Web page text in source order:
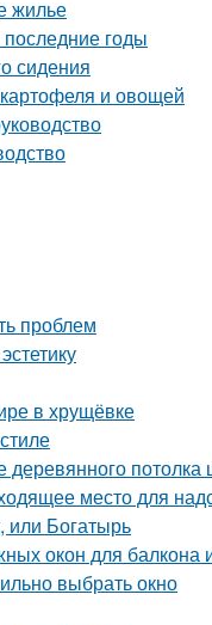
жилье
годы
сидения
и овощей
проблем
в хрущёвке
потолка
место для
или Богатырь
окон для балкона
выбрать окно